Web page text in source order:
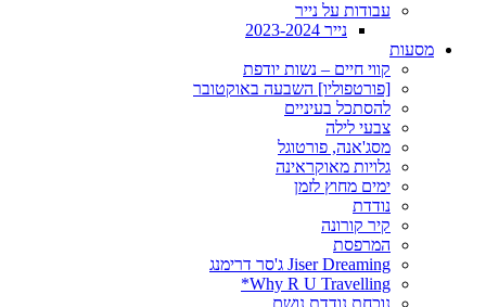
עבודות על נייר
נייר 2023-2024
מסעות
קווי חיים – נשות יודפת
[פורטפוליו] השבעה באוקטובר
להסתכל בעיניים
צבעי לילה
מסג'אנה, פורטוגל
גלויות מאוקראינה
ימים מחוץ לזמן
נודדת
קיר קורונה
המרפסת
Jiser Dreaming ג'סר דרימנג
Why R U Travelling*